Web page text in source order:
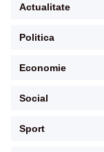
Actualitate
Politica
Economie
Social
Sport